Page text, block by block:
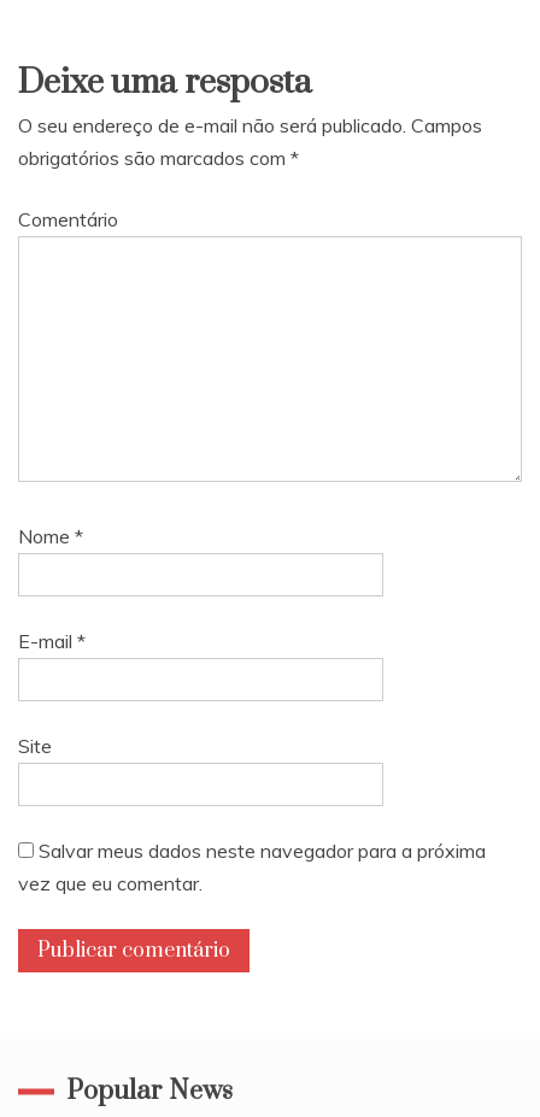
Deixe uma resposta
O seu endereço de e-mail não será publicado. Campos
obrigatórios são marcados com *
Comentário
Nome *
E-mail *
Site
Salvar meus dados neste navegador para a próxima
vez que eu comentar.
Popular News